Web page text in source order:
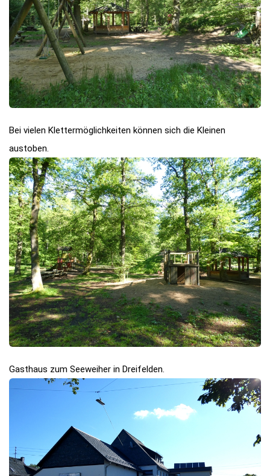
Bei vielen Klettermöglichkeiten können sich die Kleinen
austoben.
Gasthaus zum Seeweiher in Dreifelden.